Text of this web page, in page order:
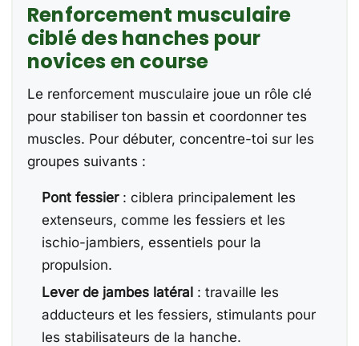
Renforcement musculaire
ciblé des hanches pour
novices en course
Le renforcement musculaire joue un rôle clé
pour stabiliser ton bassin et coordonner tes
muscles. Pour débuter, concentre-toi sur les
groupes suivants :
Pont fessier: ciblera principalement les
extenseurs, comme les fessiers et les
ischio-jambiers, essentiels pour la
propulsion.
Lever de jambes latéral : travaille les
adducteurs et les fessiers, stimulants pour
les stabilisateurs de la hanche.